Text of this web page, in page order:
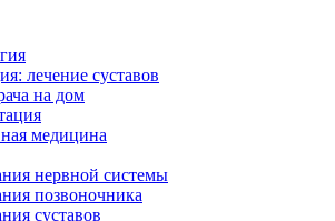
лечение суставов
на дом
медицина
нервной системы
позвоночника
суставов